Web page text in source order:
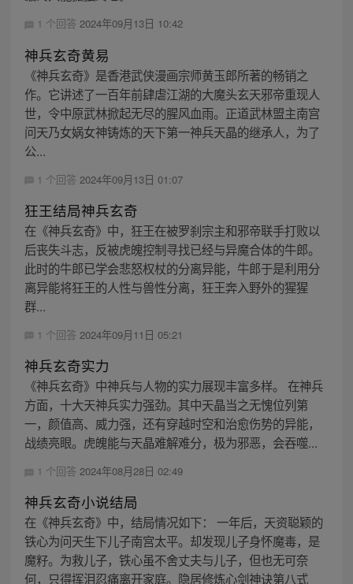
1 个回答 2024年09月13日 10:42
神兵玄奇黄易
《神兵玄奇》是香港武侠漫画宗师黄玉郎所著的畅销之
作。它讲述了一百年前肆虐江湖的大魔头玄天邪帝重现人
世，令中原武林掀起无尽的腥风血雨。正道武林盟主南宫
问天乃女娲女神铸炼的天下第一神兵天晶的继承人，为了
公...
1 个回答 2024年09月13日 01:07
狂王结局神兵玄奇
在《神兵玄奇》中，狂王在被罗刹宗主和邪帝联手打败以
后丧失斗志，反被虎魄控制寻找已经与异魔合体的牛郎。
此时的牛郎已学会悲怒权杖的分离异能，牛郎于是利用分
离异能将狂王的人性与兽性分离，狂王奔入野外的猩猩
群...
1 个回答 2024年09月11日 05:21
神兵玄奇实力
《神兵玄奇》中神兵与人物的实力展现丰富多样。 在神兵
方面，十大天神兵实力强劲。其中天晶当之无愧位列第
一，颜值高、威力强，还有穿越时空和治愈伤势的异能，
战绩亮眼。虎魄能与天晶难解难分，极为邪恶，会吞噬...
1 个回答 2024年08月28日 02:49
神兵玄奇小说结局
在《神兵玄奇》中，结局情况如下： 一年后，天资聪颖的
铁心为问天生下儿子南宫太平。却发现儿子身怀魔毒，是
魔籽。为救儿子，铁心虽不舍丈夫与儿子，但也无可奈
何，只得挥泪忍痛离开家庭。隐居修炼心剑神诀第八式